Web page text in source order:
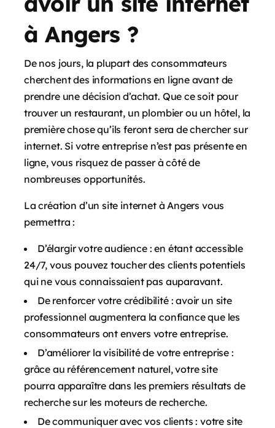
à Angers ?
De nos jours, la plupart des consommateurs
cherchent des informations en ligne avant de
prendre une décision d’achat. Que ce soit pour
trouver un restaurant, un plombier ou un hôtel, la
première chose qu’ils feront sera de chercher sur
internet. Si votre entreprise n’est pas présente en
ligne, vous risquez de passer à côté de
nombreuses opportunités.
La création d’un site internet à Angers vous
permettra :
D’élargir votre audience : en étant accessible
24/7, vous pouvez toucher des clients potentiels
qui ne vous connaissaient pas auparavant.
De renforcer votre crédibilité : avoir un site
professionnel augmentera la confiance que les
consommateurs ont envers votre entreprise.
D’améliorer la visibilité de votre entreprise :
grâce au référencement naturel, votre site
pourra apparaître dans les premiers résultats de
recherche sur les moteurs de recherche.
De communiquer avec vos clients : votre site